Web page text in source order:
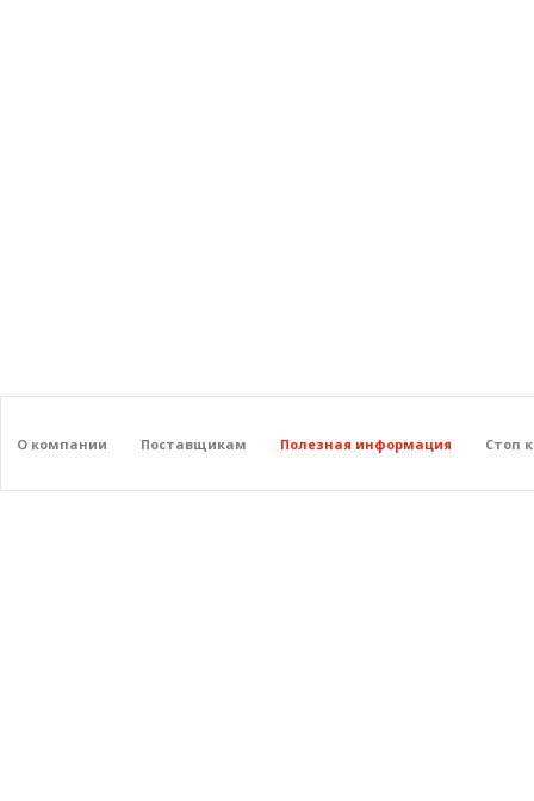
О компании Поставщикам Полезная информация Стоп